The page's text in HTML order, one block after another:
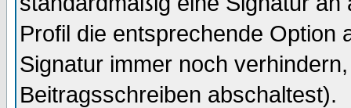
Profil die entsprechende Option
Signatur immer noch
Beitragsschreiben abschaltest).